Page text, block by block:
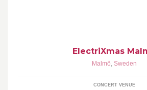
ElectriXmas
Malmö, Sweden
CONCERT VENUE